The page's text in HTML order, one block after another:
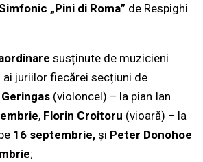
„Pini di Roma” de Respighi.
susținute de muzicieni
juriilor fiecărei secțiuni de
(violoncel) – la pian Ian
, Florin Croitoru (vioară) – la
16 septembrie, și Peter Donohoe
;